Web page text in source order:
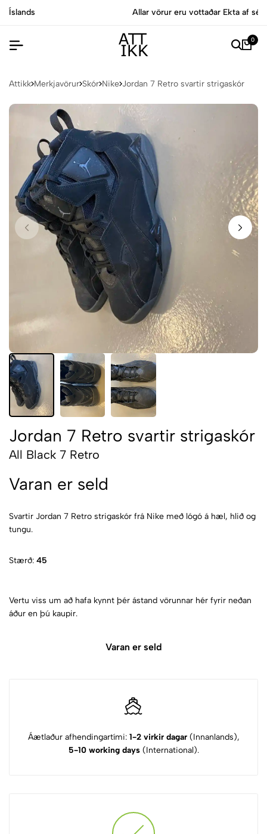
Allar vörur eru vottaðar Ekta af sérfræðingum
0
Attikk Merkjavörur Skór Nike Jordan 7 Retro svartir strigaskór
Jordan 7 Retro svartir strigaskór
All Black 7 Retro
Varan er seld
Svartir Jordan 7 Retro strigaskór frá Nike með lógó á hæl, hlið og
tungu.
Stærð: 45
Vertu viss um að hafa kynnt þér ástand vörunnar hér fyrir neðan
áður en þú kaupir.
Varan er seld
Áætlaður afhendingartími: 1-2 virkir dagar (Innanlands),
5-10 working days(International).